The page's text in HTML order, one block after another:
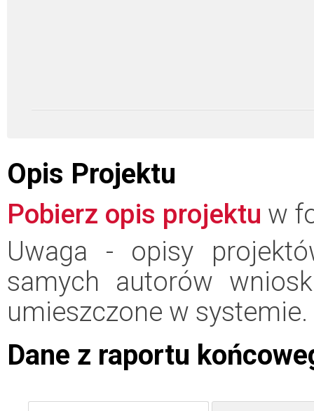
Opis Projektu
Pobierz opis projektu w
Uwaga - opisy
samych autorów
umieszczone w systemie.
Dane z raportu